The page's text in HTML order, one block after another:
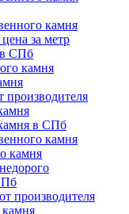
камня
за метр
в СПб
камня
производителя
в СПб
камня
камня
производителя
камня